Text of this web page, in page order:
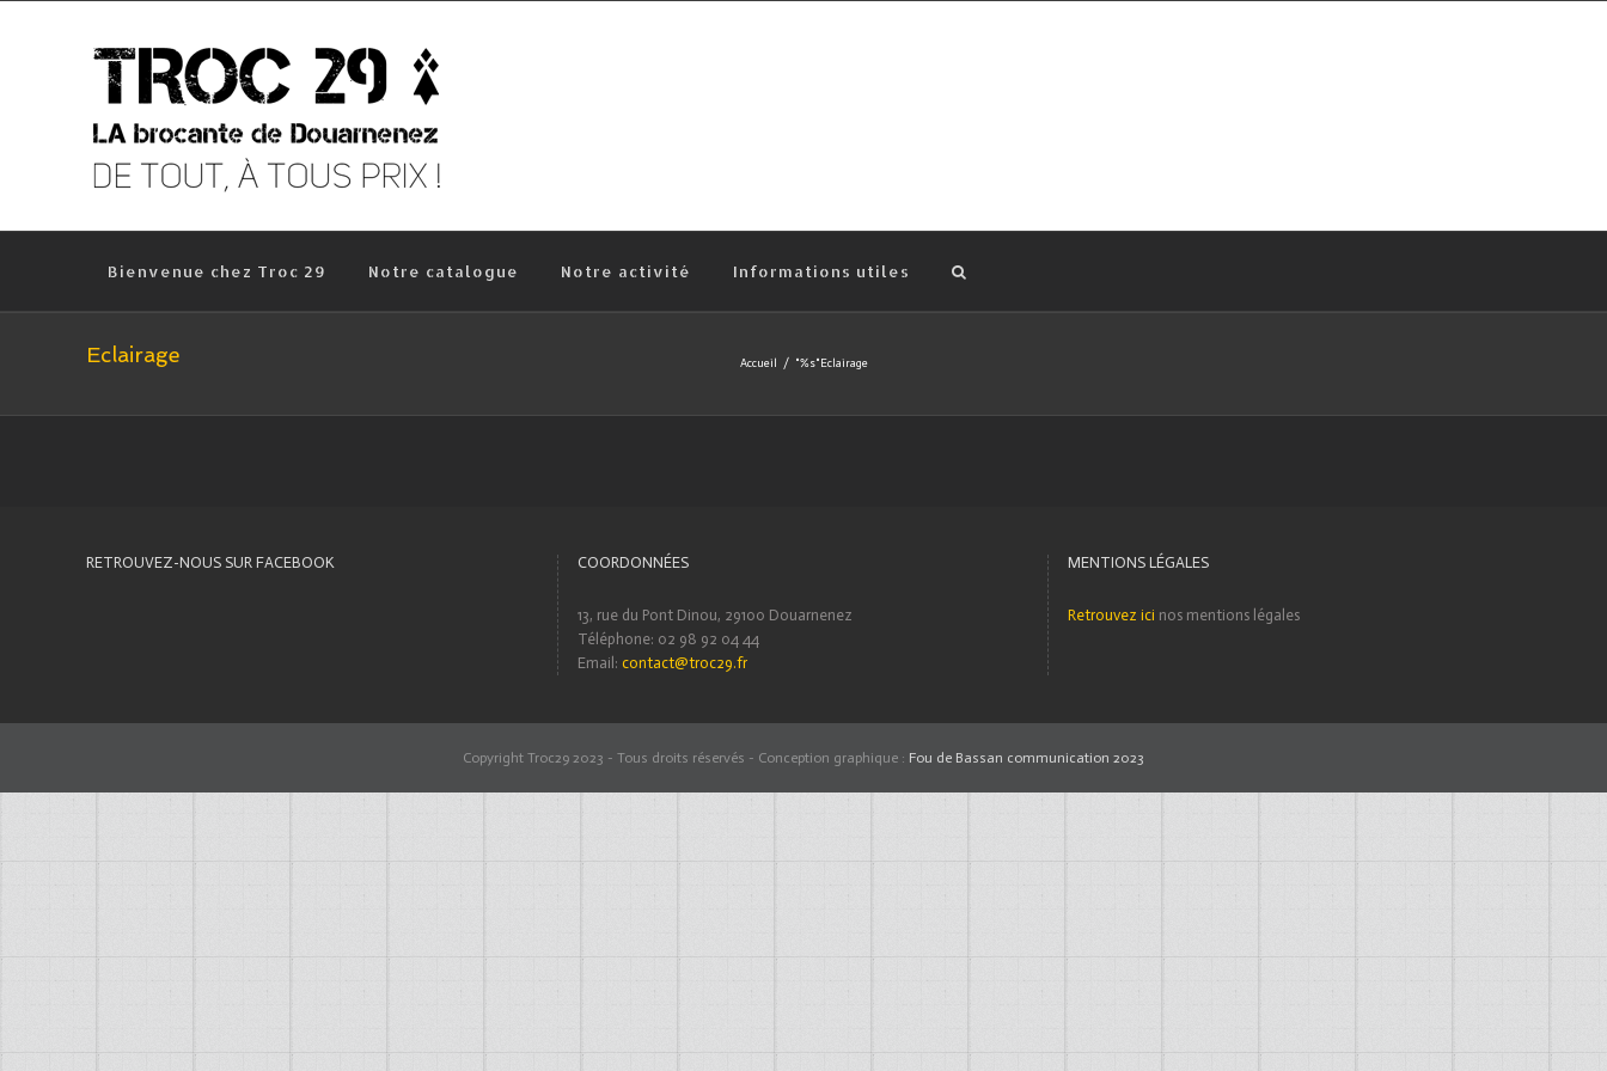
Bienvenue chez Troc 29 Notre catalogue Notre activité Informations utiles
Eclairage Accueil / "%s"Eclairage
RETROUVEZ-NOUS SUR FACEBOOK COORDONNÉES
13, rue du Pont Dinou, 29100 Douarnenez
Téléphone: 02 98 92 04 44
Email: contact@troc29.fr
MENTIONS LÉGALES
Retrouvez ici nos mentions légales
Copyright Troc29 2023 - Tous droits réservés - Conception graphique : Fou de Bassan communication 2023